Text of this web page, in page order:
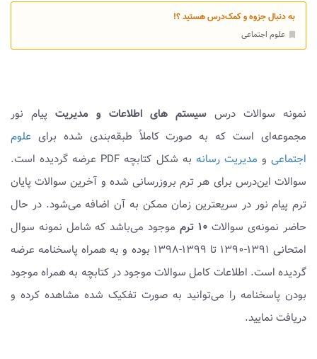
به دنبال جزوه و کمک‌درس هستید ؟!
علوم اجتماعی
نمونه سوالات درس سیستم های اطلاعات و مدیریت پیام نور
مجموعه‌ای است که به صورت کاملاً طبقه‌بندی شده برای علوم
اجتماعیو مدیریت رسانه
به شکل کتابچه PDF عرضه گردیده است.
سوالات این‌درس برای هر ترم بروزرسانی شده و آخرین سوالات پایان
ترم پیام نور در سریعترین زمان ممکن به آن اضافه می‌شود. در حال
حاضر نمونه‌ی سوالات ۱۰ ترم
موجود می‌باشد که شامل نمونه سوال
امتحانی ۱۳۹۱-۱۳۹۰ تا ۱۳۹۹-۱۳۹۸ بوده و به همراه پاسخنامه عرضه
گردیده است. اطلاعات کامل سوالات موجود در کتابچه به همراه موجود
بودن پاسخنامه را می‌توانید به صورت تفکیک شده مشاهده کرده و
دریافت نمایید.